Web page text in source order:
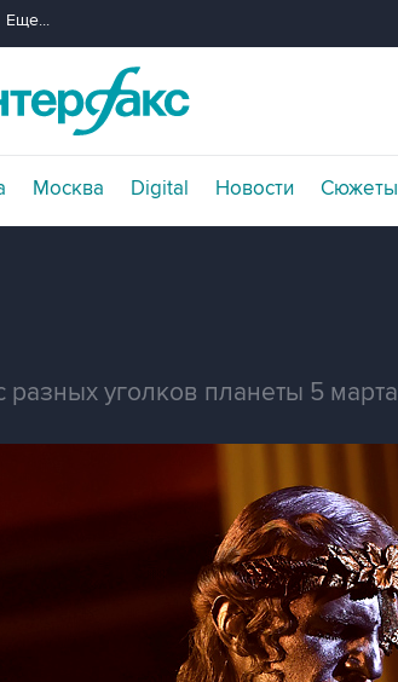
Еще...
Москва Digital Новости Сюжеты
уголков планеты 5 марта